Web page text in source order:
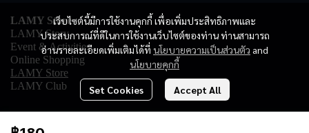
เว็บไซต์นี้มีการใช้งานคุกกี้ เพื่อเพิ่มประสิทธิภาพและ
ประสบการณ์ที่ดีในการใช้งานเว็บไซต์ของท่าน ท่านสามารถ
อ่านรายละเอียดเพิ่มเติมได้ที่ นโยบายความเป็นส่วนตัว and
นโยบายคุกกี้
Set Cookies Accept All
LAMY Store
LAMY Story
Event & Activities
Online Shopping
LAMY Store
LAMY Club